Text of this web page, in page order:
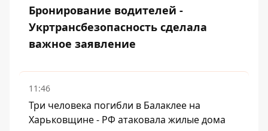
Бронирование водителей -
Укртрансбезопасность сделала
важное заявление
11:46
Три человека погибли в Балаклее на
Харьковщине - РФ атаковала жилые дома